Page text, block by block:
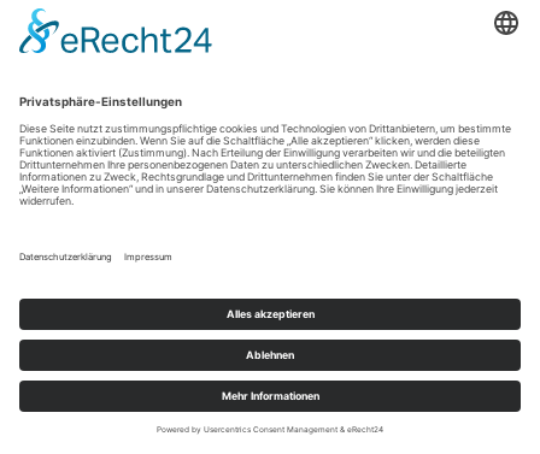
Ausgehen Deutschland
Mimik im Fokus: So bleibt Ihr Gesicht lebendig und
entspannt zugleich
bieten
Gartenvögel bestens versorgen – robuste Halterungen für
Meisenknödel
Dienstleistungen & Produkte
Freizeit und mehr